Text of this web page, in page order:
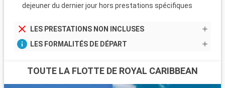
dejeuner du dernier jour hors prestations spécifiques
LES PRESTATIONS NON INCLUSES
LES FORMALITÉS DE DÉPART
TOUTE LA FLOTTE DE ROYAL CARIBBEAN